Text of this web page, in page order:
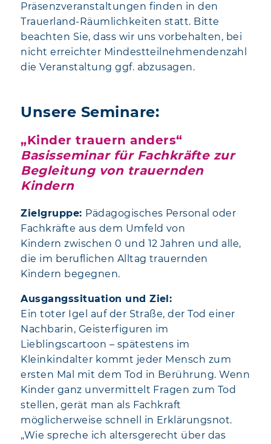
Präsenzveranstaltungen finden in den
Trauerland-Räumlichkeiten statt. Bitte
beachten Sie, dass wir uns vorbehalten, bei
nicht erreichter Mindestteilnehmendenzahl
die Veranstaltung ggf. abzusagen.
Unsere Seminare:
„Kinder trauern anders“
Basisseminar für Fachkräfte zur
Begleitung von trauernden
Kindern
Zielgruppe: Pädagogisches Personal oder
Fachkräfte aus dem Umfeld von
Kindern zwischen 0 und 12 Jahren und alle,
die im beruflichen Alltag trauernden
Kindern begegnen.
Ausgangssituation und Ziel:
Ein toter Igel auf der Straße, der Tod einer
Nachbarin, Geisterfiguren im
Lieblingscartoon – spätestens im
Kleinkindalter kommt jeder Mensch zum
ersten Mal mit dem Tod in Berührung. Wenn
Kinder ganz unvermittelt Fragen zum Tod
stellen, gerät man als Fachkraft
möglicherweise schnell in Erklärungsnot.
„Wie spreche ich altersgerecht über das